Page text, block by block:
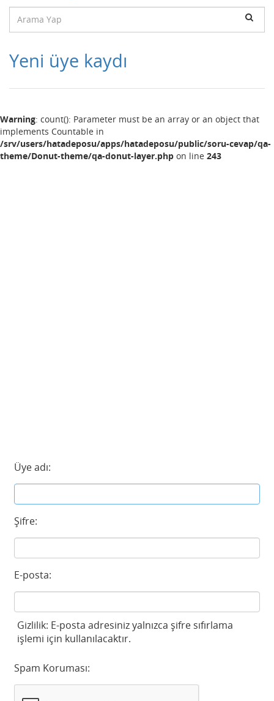
Yeni üye kaydı
Warning: count(): Parameter must be an array or an object that
implements Countable in
/srv/users/hatadeposu/apps/hatadeposu/public/soru-cevap/qa-
theme/Donut-theme/qa-donut-layer.php on line 243
Üye adı:
Şifre:
E-posta:
Gizlilik: E-posta adresiniz yalnızca şifre sıfırlama
işlemi için kullanılacaktır.
Spam Koruması: